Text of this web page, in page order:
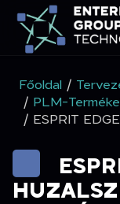
Főoldal /
/ PLM-
/ ESPRIT